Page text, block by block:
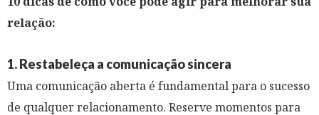
relação:
1. Restabeleça a comunicação sincera
Uma comunicação aberta é fundamental para o sucesso
de qualquer relacionamento. Reserve momentos para